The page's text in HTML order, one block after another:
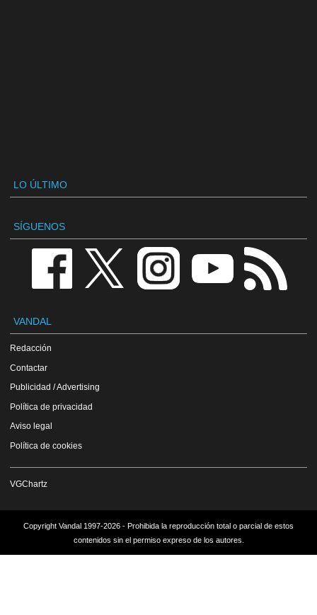
LO ÚLTIMO
SÍGUENOS
VANDAL
Redacción
Contactar
Publicidad / Advertising
Política de privacidad
Aviso legal
Política de cookies
VGChartz
Copyright Vandal 1997-2026 - Prohibida la reproducción total o parcial de estos
contenidos sin el permiso expreso de los autores.